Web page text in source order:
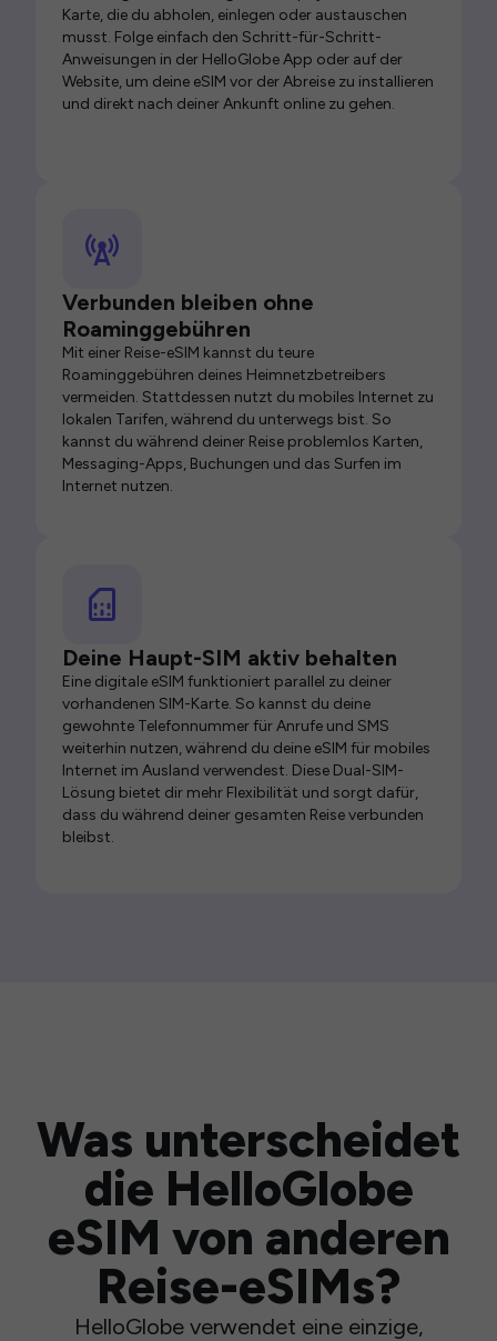
Karte, die du abholen, einlegen oder austauschen
musst. Folge einfach den Schritt-für-Schritt-
Anweisungen in der HelloGlobe App oder auf der
Website, um deine eSIM vor der Abreise zu installieren
und direkt nach deiner Ankunft online zu gehen.
Verbunden bleiben ohne
Roaminggebühren
Mit einer Reise-eSIM kannst du teure
Roaminggebühren deines Heimnetzbetreibers
vermeiden. Stattdessen nutzt du mobiles Internet zu
lokalen Tarifen, während du unterwegs bist. So
kannst du während deiner Reise problemlos Karten,
Messaging-Apps, Buchungen und das Surfen im
Internet nutzen.
Deine Haupt-SIM aktiv behalten
Eine digitale eSIM funktioniert parallel zu deiner
vorhandenen SIM-Karte. So kannst du deine
gewohnte Telefonnummer für Anrufe und SMS
weiterhin nutzen, während du deine eSIM für mobiles
Internet im Ausland verwendest. Diese Dual-SIM-
Lösung bietet dir mehr Flexibilität und sorgt dafür,
dass du während deiner gesamten Reise verbunden
bleibst.
Was unterscheidet
die HelloGlobe
eSIM von anderen
Reise-eSIMs?
HelloGlobe verwendet eine einzige,